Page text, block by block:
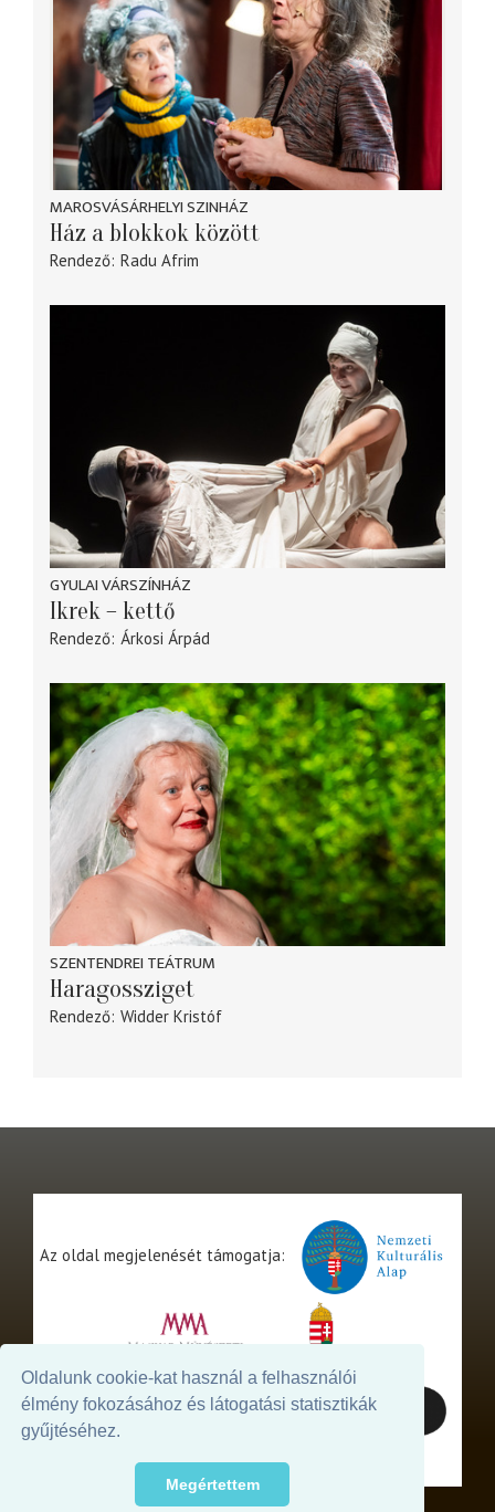
Oldalunk cookie-kat használ a felhasználói
élmény fokozásához és látogatási statisztikák
gyűjtéséhez.
Megértettem
MAROSVÁSÁRHELYI SZINHÁZ
Ház a blokkok között
Rendező Radu Afrim
GYULAI VÁRSZÍNHÁZ
Ikrek – kettő
Rendező Árkosi Árpád
SZENTENDREI TEÁTRUM
Haragossziget
Rendező Widder Kristóf
Az oldal megjelenését támogatja: